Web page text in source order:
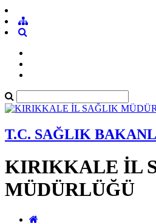
T.C. SAĞLIK
KIRIKKALE İL
MÜDÜRLÜĞÜ